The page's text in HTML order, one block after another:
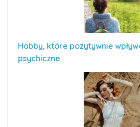
Hobby, które pozytywnie
psychiczne